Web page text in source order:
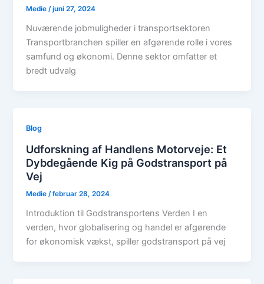
Medie/juni 27, 2024
Nuværende jobmuligheder i transportsektoren
Transportbranchen spiller en afgørende rolle i vores
samfund og økonomi. Denne sektor omfatter et
bredt udvalg
Blog
Udforskning af Handlens Motorveje: Et
Dybdegående Kig på Godstransport på
Vej
Medie/februar 28, 2024
Introduktion til Godstransportens Verden I en
verden, hvor globalisering og handel er afgørende
for økonomisk vækst, spiller godstransport på vej